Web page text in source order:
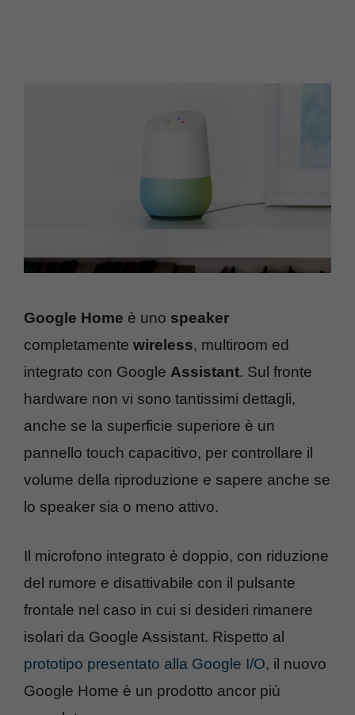
Google Home è uno speaker
completamente wireless, multiroom ed
integrato con Google Assistant. Sul fronte
hardware non vi sono tantissimi dettagli,
anche se la superficie superiore è un
pannello touch capacitivo, per controllare il
volume della riproduzione e sapere anche se
lo speaker sia o meno attivo.
Il microfono integrato è doppio, con riduzione
del rumore e disattivabile con il pulsante
frontale nel caso in cui si desideri rimanere
isolari da Google Assistant. Rispetto al
prototipo presentato alla Google I/O, il nuovo
Google Home è un prodotto ancor più